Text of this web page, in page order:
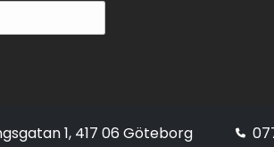
1, 417 06 Göteborg